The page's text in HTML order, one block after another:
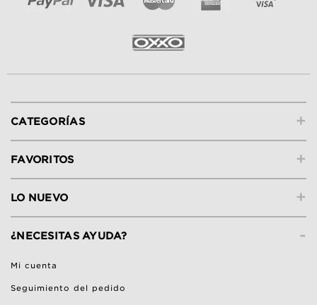
+
CATEGORÍAS
+
FAVORITOS
+
LO NUEVO
-
¿NECESITAS AYUDA?
Mi cuenta
Seguimiento del pedido